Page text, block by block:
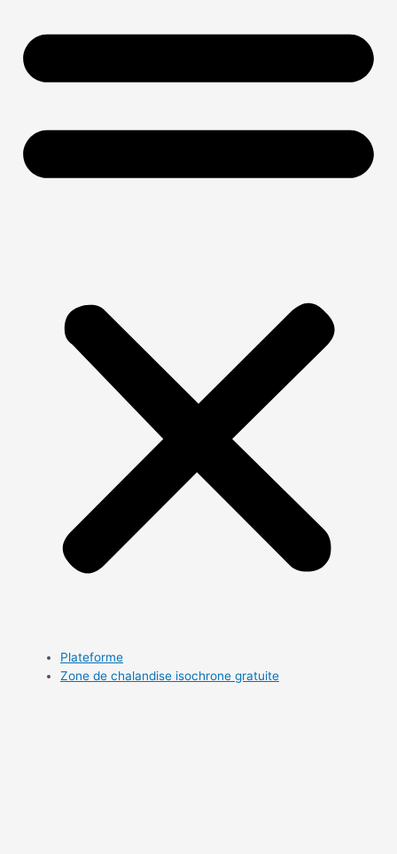
Plateforme
Zone de chalandise isochrone gratuite